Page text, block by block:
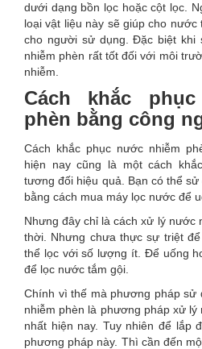
dưới dạng bồn lọc hoặc cột lọc.
loại vật liệu này sẽ giúp cho
cho người sử dụng. Đặc biệt khi
nhiễm phèn rất tốt đối với môi
nhiễm.
Cách khắc
phèn bằng công
Cách khắc phục nước nhiễm
hiện nay cũng là một cách
tương đối hiệu quả. Bạn có thể
bằng cách mua máy lọc nước để
Nhưng đây chỉ là cách xử lý nước
thời. Nhưng chưa thực sự triệt
thể lọc với số lượng ít. Để uống
để lọc nước tắm gội.
Chính vì thế mà phương pháp sử
nhiễm phèn là phương pháp xử
nhất hiện nay. Tuy nhiên để lắp
phương pháp này. Thì cần đến